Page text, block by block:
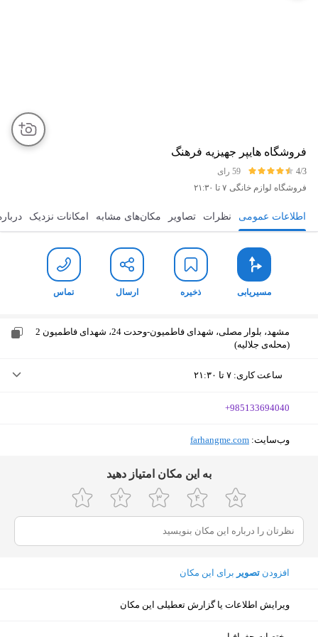
فروشگاه هایپر جهیزیه فرهنگ
4/3
59 رای
فروشگاه لوازم خانگی ۷ تا ۲۱:۳۰
مسیریابی ذخیره ارسال تماس اطلاعات عمومی نظرات تصاویر مکان‌های مشابه امکانات نزدیک
مسیریابی ذخیره ارسال تماس
مشهد، بلوار مصلی، شهدای فاطمیون-وحدت 24، شهدای فاطمیون 2
(محله‌ی جلالیه)
ساعت کاری: ۷ تا ۲۱:۳۰
پنجشنبه ۷ تا ۲۱:۳۰
‎+985133694040
وب‌سایت: ‎farhangme.com
ﺑﻪ اﯾﻦ ﻣﮑﺎن اﻣﺘﯿﺎز دﻫﯿﺪ
افزودن تصویر برای این مکان
ویرایش اطلاعات یا گزارش تعطیلی این مکان